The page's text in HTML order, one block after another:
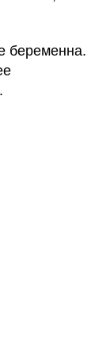
беременна.